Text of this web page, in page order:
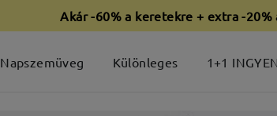
Akár -60% a keretekre + extra -20%
Napszemüveg Különleges 1+1